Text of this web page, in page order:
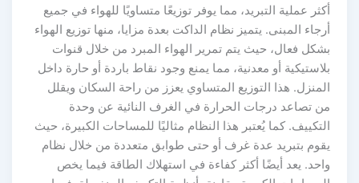
أكثر عملية التبريد، مما يوفر توزيعًا متساويًا للهواء في جميع
أرجاء المبنى. يتميز نظام الداكت بعدة مزايا، منها توزيع الهواء
بشكل فعال، حيث يتم تمرير الهواء المبرد من خلال قنوات
بلاستيكية أو معدنية، مما يمنع وجود نقاط باردة أو حارة داخل
المنزل. هذا التوزيع المتساوي يعزز من راحة السكان ويقلل
من تصاعد درجات الحرارة في الغرف النائية عن وحدة
التكييف. كما يُعتبر هذا النظام مثاليًا للمساحات الكبيرة، حيث
يقوم بتبريد عدة غرف أو حتى طوابق متعددة من خلال نظام
واحد. يعد أيضًا أكثر كفاءة في استهلاك الطاقة فيما يخص